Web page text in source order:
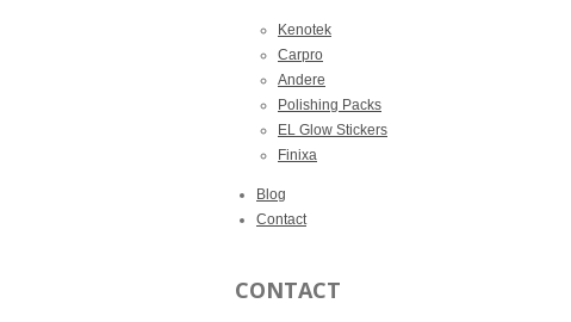
Kenotek
Carpro
Andere
Polishing Packs
EL Glow Stickers
Finixa
Blog
Contact
CONTACT